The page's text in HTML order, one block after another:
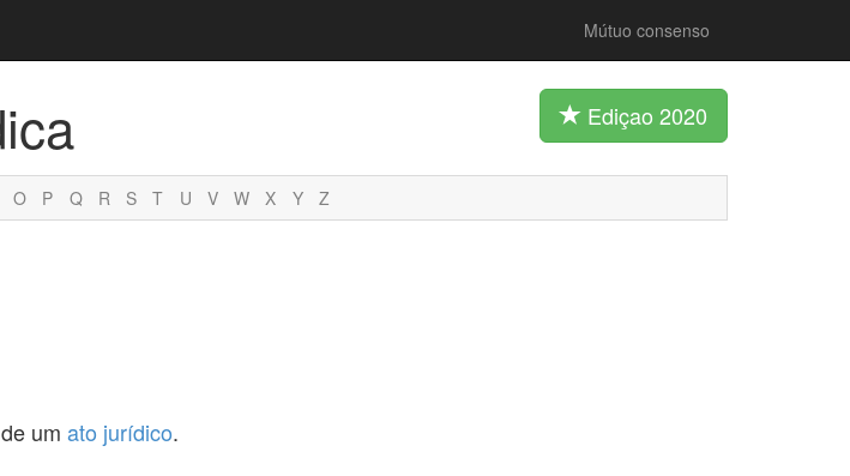
Mútuo consenso
Ediçao 2020
O P Q R S T U V W X Y Z
um ato jurídico.